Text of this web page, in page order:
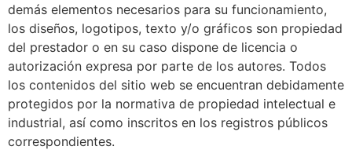
demás elementos necesarios para su funcionamiento,
los diseños, logotipos, texto y/o gráficos son propiedad
del prestador o en su caso dispone de licencia o
autorización expresa por parte de los autores. Todos
los contenidos del sitio web se encuentran debidamente
protegidos por la normativa de propiedad intelectual e
industrial, así como inscritos en los registros públicos
correspondientes.